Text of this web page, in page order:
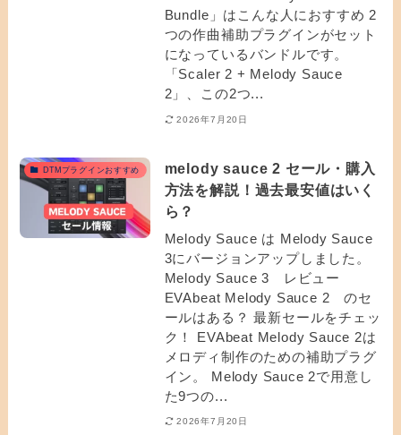
Bundle」はこんな人におすすめ 2
つの作曲補助プラグインがセット
になっているバンドルです。
「Scaler 2 + Melody Sauce
2」、この2つ...
2026年7月20日
DTMプラグインおすすめ
melody sauce 2 セール・購入
方法を解説！過去最安値はいく
ら？
Melody Sauce は Melody Sauce
3にバージョンアップしました。
Melody Sauce 3 レビュー
EVAbeat Melody Sauce 2 のセ
ールはある？ 最新セールをチェッ
ク！ EVAbeat Melody Sauce 2は
メロディ制作のための補助プラグ
イン。 Melody Sauce 2で用意し
た9つの...
2026年7月20日